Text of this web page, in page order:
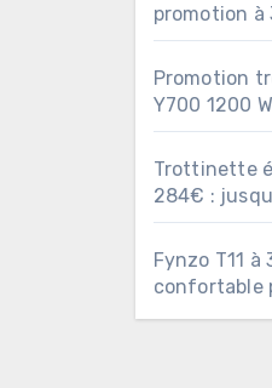
promotion à
Promotion
Y700 1200
Trottinette
284€ :
Fynzo T11
confortable